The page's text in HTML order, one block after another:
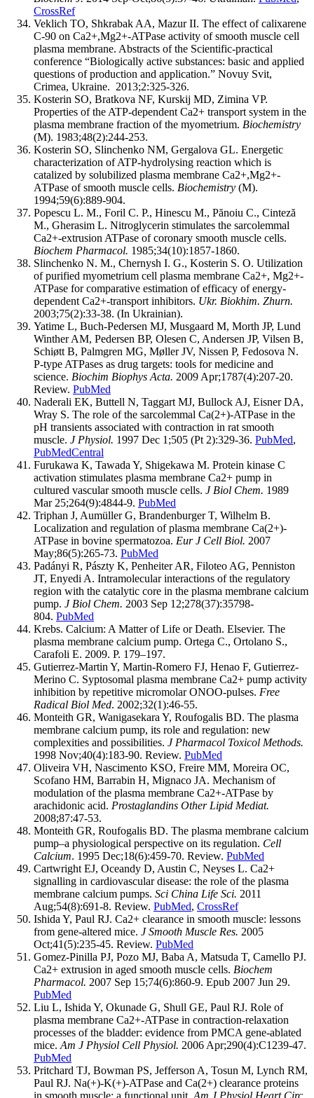
CrossRef
Veklich TO, Shkrabak AA, Mazur II. The effect of calixarene
C-90 on Ca2+,Mg2+-ATPase activity of smooth muscle cell
plasma membrane. Abstracts of the Scientific-practical
conference “Biologically active substances: basic and applied
questions of production and application.” Novuy Svit,
Crimea, Ukraine. 2013;2:325-326.
Kosterin SO, Bratkova NF, Kurskij MD, Zimina VP.
Properties of the ATP-dependent Са2+ transport system in the
plasma membrane fraction of the myometrium. Biochemistry
(M). 1983;48(2):244-253.
Kosterin SO, Slinchenko NM, Gergalova GL. Energetic
characterization of ATP-hydrolysing reaction which is
catalized by solubilized plasma membrane Cа2+,Мg2+-
АТРase of smooth muscle cells. Biochemistry (M).
1994;59(6):889-904.
Popescu L. M., Foril C. P., Hinescu M., Pănoiu C., Cinteză
M., Gherasim L. Nitroglycerin stimulates the sarcolemmal
Ca2+-extrusion ATPase of coronary smooth muscle cells.
Biochem Pharmacol. 1985;34(10):1857-1860.
Slinchenko N. M., Chernysh I. G., Kosterin S. O. Utilization
of purified myometrium cell plasma membrane Ca2+, Мg2+-
ATPase for comparative estimation of efficacy of energy-
dependent Ca2+-transport inhibitors. Ukr. Biokhim. Zhurn.
2003;75(2):33-38. (In Ukrainian).
Yatime L, Buch-Pedersen MJ, Musgaard M, Morth JP, Lund
Winther AM, Pedersen BP, Olesen C, Andersen JP, Vilsen B,
Schiøtt B, Palmgren MG, Møller JV, Nissen P, Fedosova N.
P-type ATPases as drug targets: tools for medicine and
science. Biochim Biophys Acta. 2009 Apr;1787(4):207-20.
Review. PubMed
Naderali EK, Buttell N, Taggart MJ, Bullock AJ, Eisner DA,
Wray S. The role of the sarcolemmal Ca(2+)-ATPase in the
pH transients associated with contraction in rat smooth
muscle. J Physiol. 1997 Dec 1;505 (Pt 2):329-36. PubMed,
PubMedCentral
Furukawa K, Tawada Y, Shigekawa M. Protein kinase C
activation stimulates plasma membrane Ca2+ pump in
cultured vascular smooth muscle cells. J Biol Chem. 1989
Mar 25;264(9):4844-9. PubMed
Triphan J, Aumüller G, Brandenburger T, Wilhelm B.
Localization and regulation of plasma membrane Ca(2+)-
ATPase in bovine spermatozoa. Eur J Cell Biol. 2007
May;86(5):265-73. PubMed
Padányi R, Pászty K, Penheiter AR, Filoteo AG, Penniston
JT, Enyedi A. Intramolecular interactions of the regulatory
region with the catalytic core in the plasma membrane calcium
pump. J Biol Chem. 2003 Sep 12;278(37):35798-
804. PubMed
Krebs. Calcium: A Matter of Life or Death. Elsevier. The
plasma membrane calcium pump. Ortega C., Ortolano S.,
Carafoli E. 2009. P. 179–197.
Gutierrez-Martin Y, Martin-Romero FJ, Henao F, Gutierrez-
Merino C. Syptosomal plasma membrane Ca2+ pump activity
inhibition by repetitive micromolar ONOO-pulses. Free
Radical Biol Med. 2002;32(1):46-55.
Monteith GR, Wanigasekara Y, Roufogalis BD. The plasma
membrane calcium pump, its role and regulation: new
complexities and possibilities. J Pharmacol Toxicol Methods.
1998 Nov;40(4):183-90. Review. PubMed
Oliveira VH, Nascimento KSO, Freire MM, Moreira OC,
Scofano HM, Barrabin H, Mignaco JA. Mechanism of
modulation of the plasma membrane Ca2+-ATPase by
arachidonic acid. Prostaglandins Other Lipid Mediat.
2008;87:47-53.
Monteith GR, Roufogalis BD. The plasma membrane calcium
pump–a physiological perspective on its regulation. Cell
Calcium. 1995 Dec;18(6):459-70. Review. PubMed
Cartwright EJ, Oceandy D, Austin C, Neyses L. Ca2+
signalling in cardiovascular disease: the role of the plasma
membrane calcium pumps. Sci China Life Sci. 2011
Aug;54(8):691-8. Review. PubMed, CrossRef
Ishida Y, Paul RJ. Ca2+ clearance in smooth muscle: lessons
from gene-altered mice. J Smooth Muscle Res. 2005
Oct;41(5):235-45. Review. PubMed
Gomez-Pinilla PJ, Pozo MJ, Baba A, Matsuda T, Camello PJ.
Ca2+ extrusion in aged smooth muscle cells. Biochem
Pharmacol. 2007 Sep 15;74(6):860-9. Epub 2007 Jun 29.
PubMed
Liu L, Ishida Y, Okunade G, Shull GE, Paul RJ. Role of
plasma membrane Ca2+-ATPase in contraction-relaxation
processes of the bladder: evidence from PMCA gene-ablated
mice. Am J Physiol Cell Physiol. 2006 Apr;290(4):C1239-47.
PubMed
Pritchard TJ, Bowman PS, Jefferson A, Tosun M, Lynch RM,
Paul RJ. Na(+)-K(+)-ATPase and Ca(2+) clearance proteins
in smooth muscle: a functional unit. Am J Physiol Heart Circ